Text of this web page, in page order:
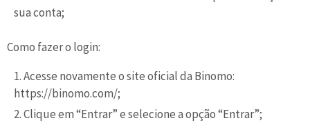
sua conta;
Como fazer o login:
Acesse novamente o site oficial da Binomo:
https://binomo.com/;
Clique em “Entrar” e selecione a opção “Entrar”;